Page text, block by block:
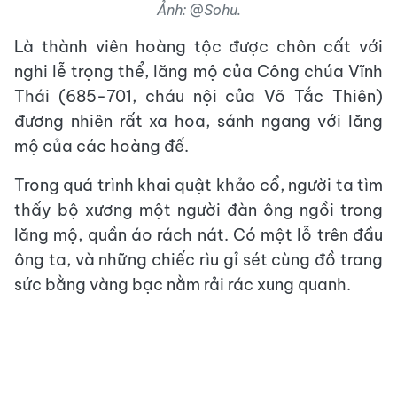
Ảnh: @Sohu.
Là thành viên hoàng tộc được chôn cất với
nghi lễ trọng thể, lăng mộ của Công chúa Vĩnh
Thái (685-701, cháu nội của Võ Tắc Thiên)
đương nhiên rất xa hoa, sánh ngang với lăng
mộ của các hoàng đế.
Trong quá trình khai quật khảo cổ, người ta tìm
thấy bộ xương một người đàn ông ngồi trong
lăng mộ, quần áo rách nát. Có một lỗ trên đầu
ông ta, và những chiếc rìu gỉ sét cùng đồ trang
sức bằng vàng bạc nằm rải rác xung quanh.